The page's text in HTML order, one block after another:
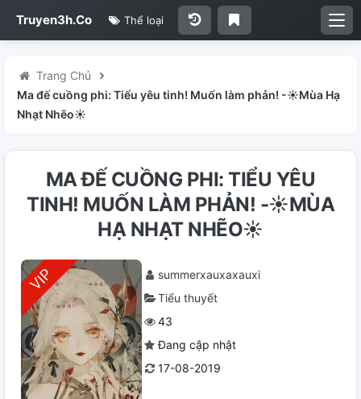
Truyen3h.Co Thể loại
Trang Chủ
Ma đế cuồng phi: Tiểu yêu tinh! Muốn làm phản! -☀Mùa Hạ
Nhạt Nhẽo☀
MA ĐẾ CUỒNG PHI: TIỂU YÊU
TINH! MUỐN LÀM PHẢN! -☀MÙA
HẠ NHẠT NHẼO☀
summerxauxaxauxi
Tiểu thuyết
43
Đang cập nhật
17-08-2019